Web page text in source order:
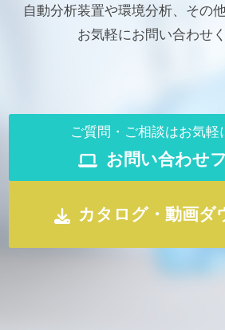
自動分析装置や環境分析、その
お気軽にお問い合わせく
ご質問・ご相談はお気軽
お問い合わせ
カタログ・動画ダ